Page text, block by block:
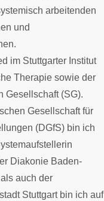
arbeitenden
und
im Stuttgarter Institut
Therapie sowie der
Gesellschaft (SG).
Gesellschaft für
(DGfS) bin ich
Diakonie Baden-
auch der
Stuttgart bin ich auf